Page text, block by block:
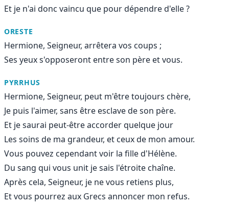
Et je n'ai donc vaincu que pour dépendre d'elle ?
ORESTE
Hermione, Seigneur, arrêtera vos coups ;
Ses yeux s'opposeront entre son père et vous.
PYRRHUS
Hermione, Seigneur, peut m'être toujours chère,
Je puis l'aimer, sans être esclave de son père.
Et je saurai peut-être accorder quelque jour
Les soins de ma grandeur, et ceux de mon amour.
Vous pouvez cependant voir la fille d'Hélène.
Du sang qui vous unit je sais l'étroite chaîne.
Après cela, Seigneur, je ne vous retiens plus,
Et vous pourrez aux Grecs annoncer mon refus.